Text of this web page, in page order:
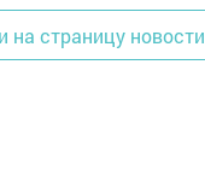
на страницу новости